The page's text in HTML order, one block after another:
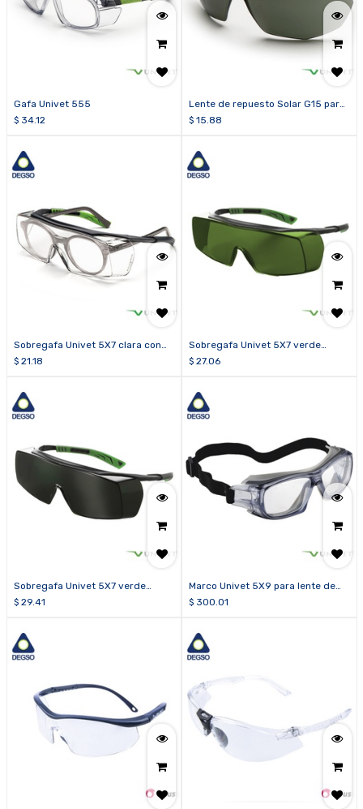
Gafa Univet 555
$ 34.12
Lente de repuesto Solar G15 para
gafa Univet 5X1
$ 15.88
Sobregafa Univet 5X7 clara con
tecnología Vanguard PLUS
$ 21.18
Sobregafa Univet 5X7 verde
sombra 3.0
$ 27.06
Sobregafa Univet 5X7 verde
sombra 5.0
$ 29.41
Marco Univet 5X9 para lente de
prescripción (caja de 10 unidades)
$ 300.01